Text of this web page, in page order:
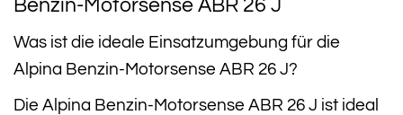
Benzin-Motorsense ABR 26 J
Was ist die ideale Einsatzumgebung für die
Alpina Benzin-Motorsense ABR 26 J?
Die Alpina Benzin-Motorsense ABR 26 J ist ideal